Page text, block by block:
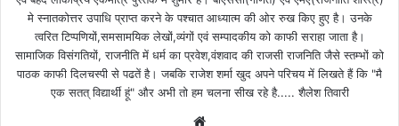
मे स्नातकोत्तर उपाधि प्राप्त करने के पश्चात आध्यात्म की ओर रुख किए हुए है। उनके
त्वरित टिप्पणियों,समसामयिक लेखों,व्यंगों एवं सम्पादकीय को काफी सराहा जाता है।
सामाजिक विसंगतियों, राजनीति में धर्म का प्रवेश,वंशवाद की राजसी राजनिति जैसे स्तम्भों को
पाठक काफी दिलचस्पी से पढतें है। जबकि राजेश शर्मा खुद अपने परिचय में लिखते हैं कि "मै
एक सतत् विद्यार्थी हूं" और अभी तो हम चलना सीख रहे है..... शैलेश तिवारी